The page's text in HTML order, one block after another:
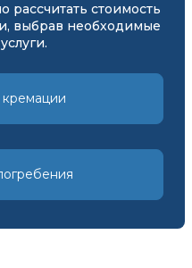
рассчитать стоимость
выбрав необходимые
кремации